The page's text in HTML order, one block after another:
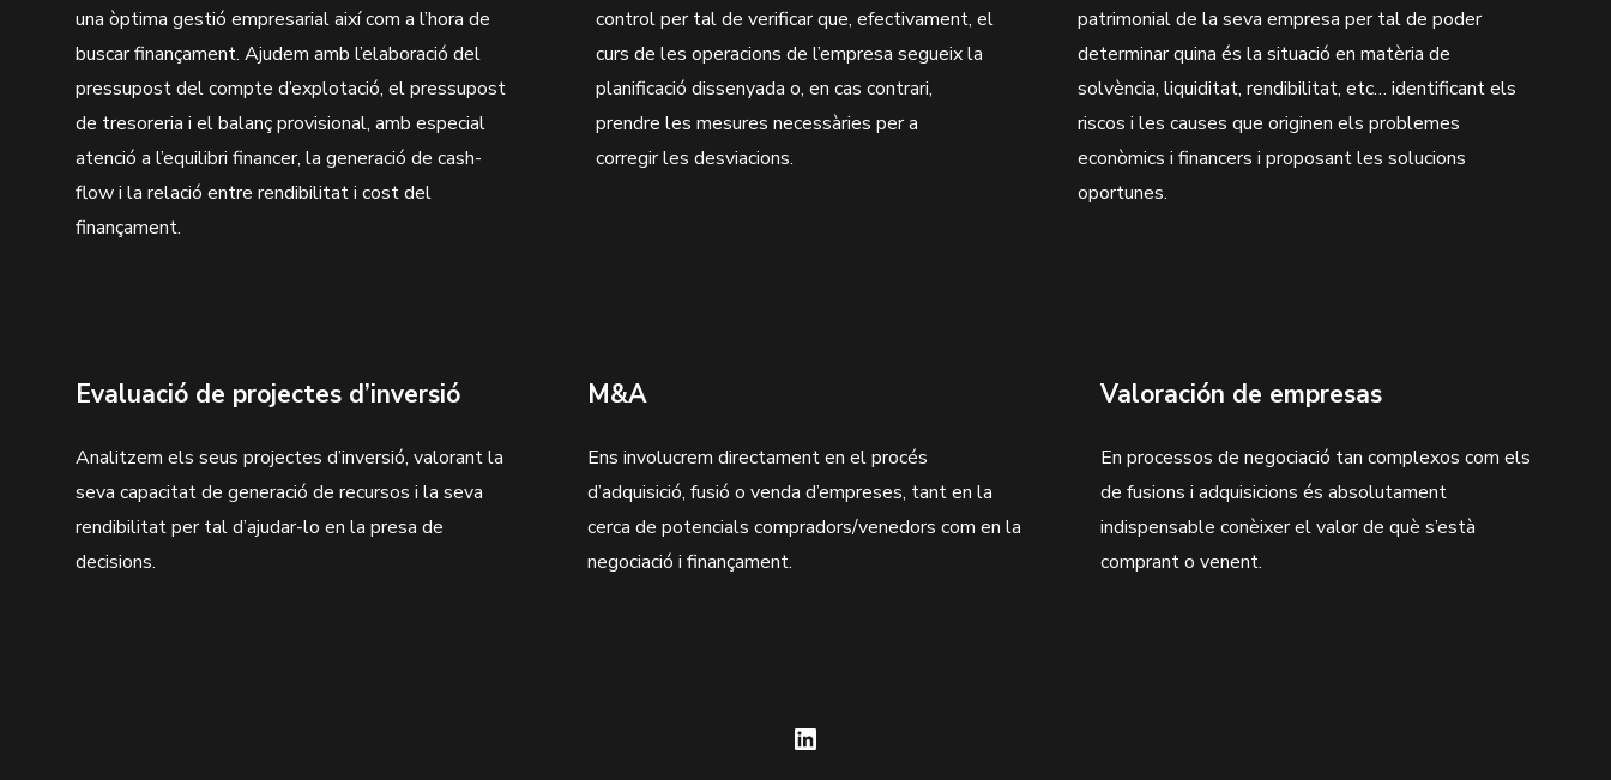
una òptima gestió empresarial així com a l’hora de
buscar finançament. Ajudem amb l’elaboració del
pressupost del compte d’explotació, el pressupost
de tresoreria i el balanç provisional, amb especial
atenció a l’equilibri financer, la generació de cash-
flow i la relació entre rendibilitat i cost del
finançament.
control per tal de verificar que, efectivament, el
curs de les operacions de l’empresa segueix la
planificació dissenyada o, en cas contrari,
prendre les mesures necessàries per a
corregir les desviacions.
patrimonial de la seva empresa per tal de poder
determinar quina és la situació en matèria de
solvència, liquiditat, rendibilitat, etc… identificant els
riscos i les causes que originen els problemes
econòmics i financers i proposant les solucions
oportunes.
Evaluació de projectes d’inversió
Analitzem els seus projectes d’inversió, valorant la
seva capacitat de generació de recursos i la seva
rendibilitat per tal d’ajudar-lo en la presa de
decisions.
M&A
Ens involucrem directament en el procés
d’adquisició, fusió o venda d’empreses, tant en la
cerca de potencials compradors/venedors com en la
negociació i finançament.
Valoración de empresas
En processos de negociació tan complexos com els
de fusions i adquisicions és absolutament
indispensable conèixer el valor de què s’està
comprant o venent.
Open